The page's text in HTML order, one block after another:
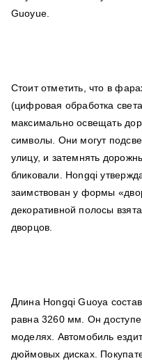
Guoyue.
Стоит отметить, что в
(цифровая обработка
максимально освещать
символы. Они могут
улицу, и затемнять
бликовали. Hongqi
заимствован у формы
декоративной полосы
дворцов.
Длина Hongqi Guoya
равна 3260 мм. Он
моделях. Автомобиль
дюймовых дисках.